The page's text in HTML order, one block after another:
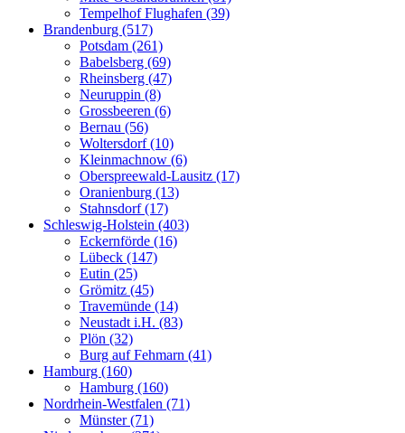
Tempelhof Flughafen (39)
Brandenburg (517)
Potsdam (261)
Babelsberg (69)
Rheinsberg (47)
Neuruppin (8)
Grossbeeren (6)
Bernau (56)
Woltersdorf (10)
Kleinmachnow (6)
Oberspreewald-Lausitz (17)
Oranienburg (13)
Stahnsdorf (17)
Schleswig-Holstein (403)
Eckernförde (16)
Lübeck (147)
Eutin (25)
Grömitz (45)
Travemünde (14)
Neustadt i.H. (83)
Plön (32)
Burg auf Fehmarn (41)
Hamburg (160)
Hamburg (160)
Nordrhein-Westfalen (71)
Münster (71)